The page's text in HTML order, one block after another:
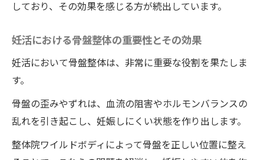
選択肢とその効果
徳島県の整体院ワイルドボディの施術で深部筋
深部筋肉への整体院ワイルドボディのアプ
ローチ方法
及ぼす影響
しており、その効果を感じる方が続出しています。
妊活における骨盤整体の重要性とその効果
妊活において骨盤整体は、非常に重要な役割を果たしま
す。
骨盤の歪みやずれは、血流の阻害やホルモンバランスの
乱れを引き起こし、妊娠しにくい状態を作り出します。
整体院ワイルドボディによって骨盤を正しい位置に整え